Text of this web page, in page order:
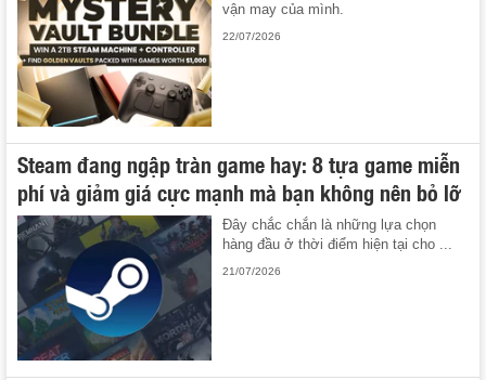
vận may của mình.
22/07/2026
Steam đang ngập tràn game hay: 8 tựa game miễn
phí và giảm giá cực mạnh mà bạn không nên bỏ lỡ
Đây chắc chắn là những lựa chọn
hàng đầu ở thời điểm hiện tại cho ...
21/07/2026